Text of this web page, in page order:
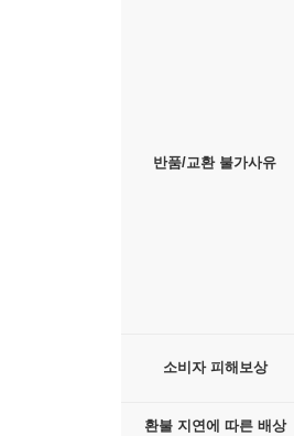
반품/교환 불가사유
소비자 피해보상
환불 지연에 따른 배상